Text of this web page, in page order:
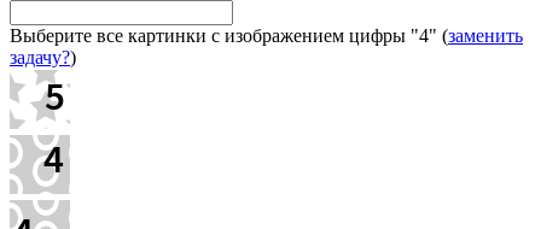
Выберите все картинки с изображением цифры "4" (заменить
задачу?)